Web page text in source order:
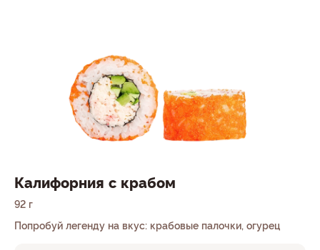
Калифорния с крабом
92 г
Попробуй легенду на вкус: крабовые палочки, огурец